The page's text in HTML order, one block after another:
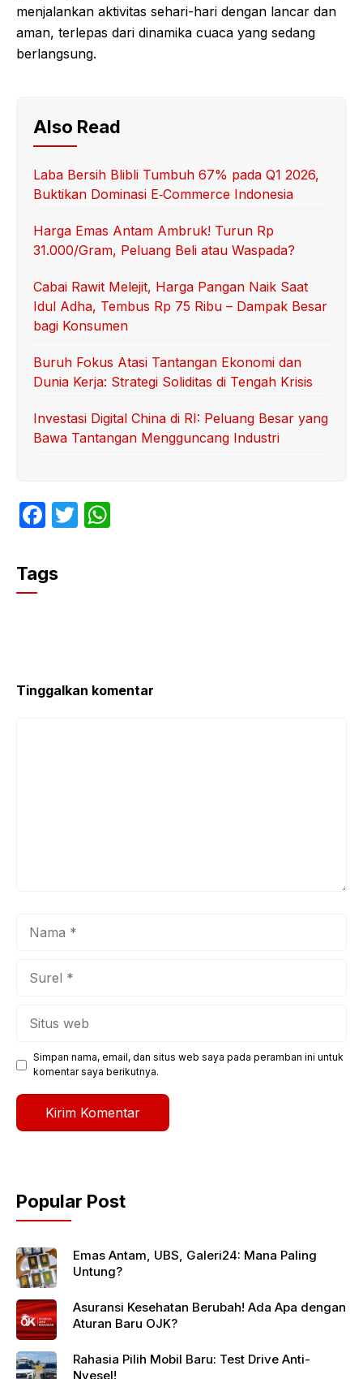
menjalankan aktivitas sehari-hari dengan lancar dan
aman, terlepas dari dinamika cuaca yang sedang
berlangsung.
Also Read
Laba Bersih Blibli Tumbuh 67% pada Q1 2026,
Buktikan Dominasi E‑Commerce Indonesia
Harga Emas Antam Ambruk! Turun Rp
31.000/Gram, Peluang Beli atau Waspada?
Cabai Rawit Melejit, Harga Pangan Naik Saat
Idul Adha, Tembus Rp 75 Ribu – Dampak Besar
bagi Konsumen
Buruh Fokus Atasi Tantangan Ekonomi dan
Dunia Kerja: Strategi Soliditas di Tengah Krisis
Investasi Digital China di RI: Peluang Besar yang
Bawa Tantangan Mengguncang Industri
F
c
e
k
T
Tags
Tinggalkan komentar
Simpan nama, email, dan situs web saya pada peramban ini untuk
komentar saya berikutnya.
Popular Post
Emas Antam, UBS, Galeri24: Mana Paling
Untung?
Asuransi Kesehatan Berubah! Ada Apa dengan
Aturan Baru OJK?
Rahasia Pilih Mobil Baru: Test Drive Anti-
Nyesel!